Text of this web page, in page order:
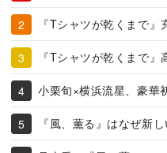
『Tシャツが乾くまで
『Tシャツが乾くまで
小栗旬×横浜流星、豪華
『風、薫る』はなぜ新